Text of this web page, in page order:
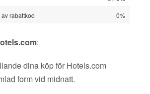
rabattkod
0%
:
dina köp för Hotels.com
form vid midnatt.